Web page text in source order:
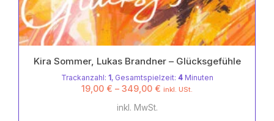
Kira Sommer, Lukas Brandner – Glücksgefühle
Trackanzahl: 1, Gesamtspielzeit: 4Minuten
19,00 € – 349,00 € inkl. USt.
inkl. MwSt.